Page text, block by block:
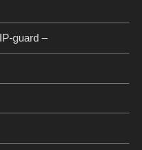
guard –